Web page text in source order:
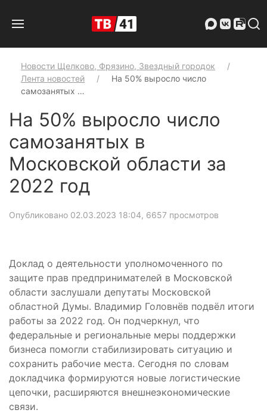
Новости Щелково, Фрязино, Звездный городок
Лента новостей
На 50% выросло число
самозанятых …
На 50% выросло число
самозанятых в
Московской области за
2022 год
Опубликовано 02.03.2023 18:04, 6657 просмотров
Доклад о деятельности уполномоченного по
защите прав предпринимателей в Московской
области заслушали депутаты Московской
областной Думы. Владимир Головнёв подвёл итоги
работы за 2022 год. Он подчеркнул, что
федеральные и региональные меры поддержки
бизнеса помогли стабилизировать ситуацию и
сохранить рабочие места. Сегодня по словам
докладчика формируются новые логистические
цепочки, расширяются внешнеэкономические
связи.